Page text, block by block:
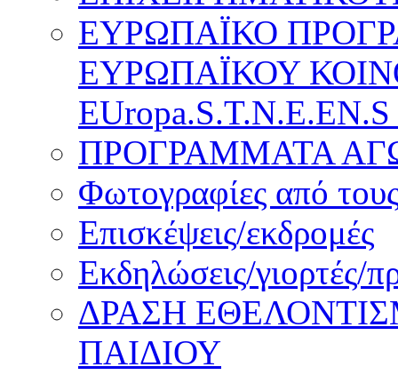
ΕΥΡΩΠΑΪΚΟ
ΕΥΡΩΠΑΪΚΟΥ
ΠΡΟΓΡΑΜΜΑΤΑ
Φωτογραφίες από
Επισκέψεις/εκδρομές
Εκδηλώσεις/γιορτές/
ΔΡΑΣΗ
ΠΑΙΔΙΟΥ